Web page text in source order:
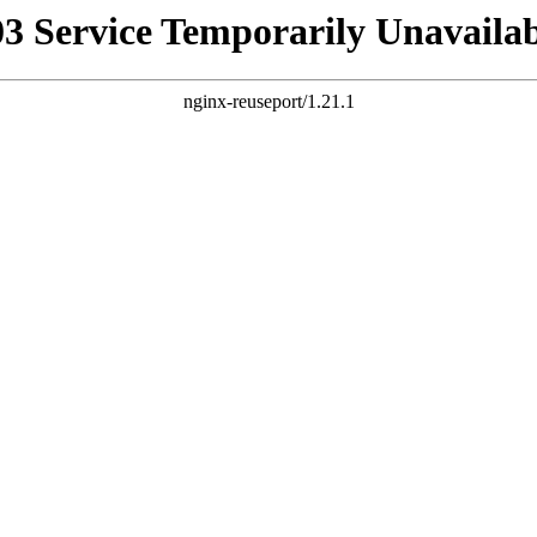
Service Temporarily
nginx-reuseport/1.21.1